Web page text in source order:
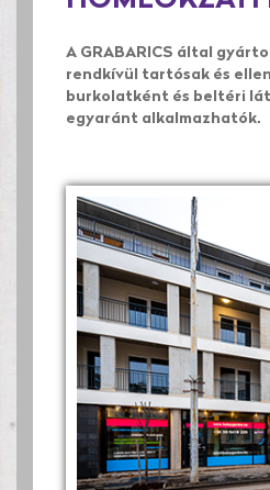
A GRABARICS által
rendkívül tartósak és
burkolatként és beltéri
egyaránt alkalmazhatók.